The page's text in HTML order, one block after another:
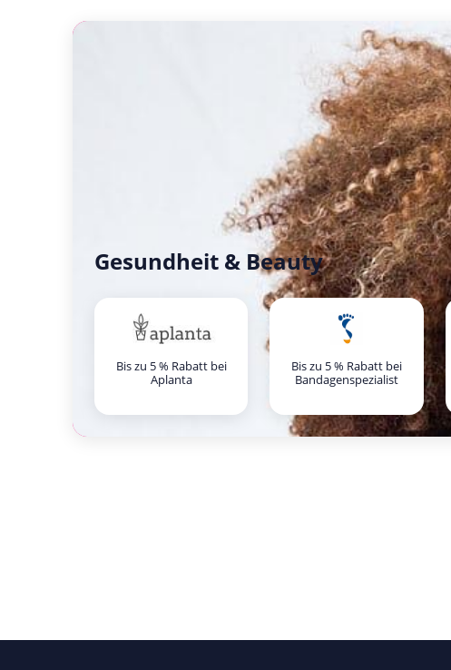
Gesundheit & Beauty
Bis zu 5 % Rabatt bei
Aplanta
Bis zu 5 % Rabatt bei
Bandagenspezialist